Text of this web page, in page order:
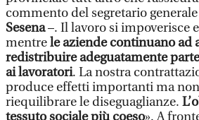
commento del segretario
Sesena–. Il lavoro si impoverisce
mentrele aziende continuano ad
redistribuire adeguatamente
ai lavoratori. La nostra
produce effetti importanti ma
riequilibrare le diseguaglianze.
tessuto sociale più coeso». A